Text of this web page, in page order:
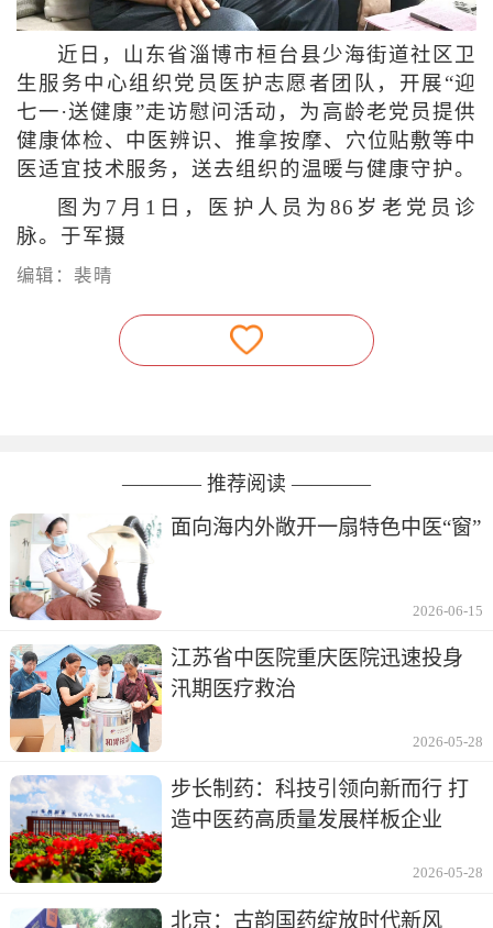
近日，山东省淄博市桓台县少海街道社区卫
生服务中心组织党员医护志愿者团队，开展“迎
七一·送健康”走访慰问活动，为高龄老党员提供
健康体检、中医辨识、推拿按摩、穴位贴敷等中
医适宜技术服务，送去组织的温暖与健康守护。
图为7月1日，医护人员为86岁老党员诊
脉。于军摄
编辑：裴晴
———— 推荐阅读 ————
面向海内外敞开一扇特色中医“窗”
2026-06-15
江苏省中医院重庆医院迅速投身
汛期医疗救治
2026-05-28
步长制药：科技引领向新而行 打
造中医药高质量发展样板企业
2026-05-28
北京：古韵国药绽放时代新风